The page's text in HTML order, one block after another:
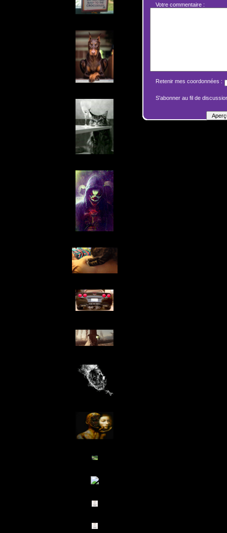
Votre commentaire :
Retenir mes coordonnées :
S'abonner au fil de